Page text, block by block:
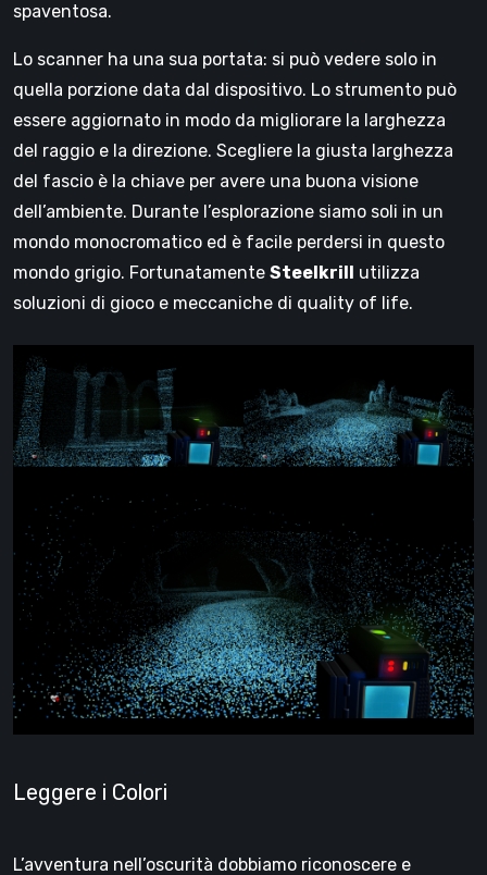
spaventosa.
Lo scanner ha una sua portata: si può vedere solo in
quella porzione data dal dispositivo. Lo strumento può
essere aggiornato in modo da migliorare la larghezza
del raggio e la direzione. Scegliere la giusta larghezza
del fascio è la chiave per avere una buona visione
dell’ambiente. Durante l’esplorazione siamo soli in un
mondo monocromatico ed è facile perdersi in questo
mondo grigio. Fortunatamente Steelkrill utilizza
soluzioni di gioco e meccaniche di quality of life.
Leggere i Colori
L’avventura nell’oscurità dobbiamo riconoscere e